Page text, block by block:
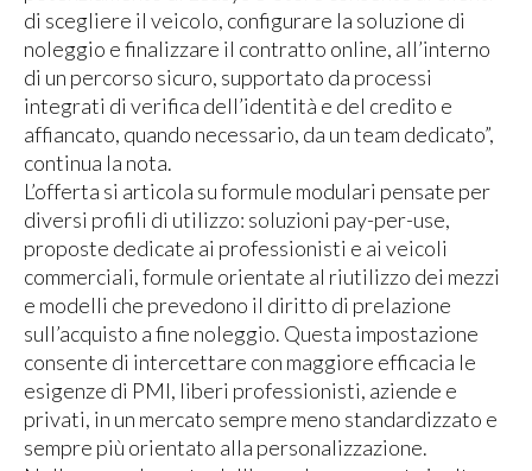
di scegliere il veicolo, configurare la soluzione di
noleggio e finalizzare il contratto online, all’interno
di un percorso sicuro, supportato da processi
integrati di verifica dell’identità e del credito e
affiancato, quando necessario, da un team dedicato”,
continua la nota.
L’offerta si articola su formule modulari pensate per
diversi profili di utilizzo: soluzioni pay-per-use,
proposte dedicate ai professionisti e ai veicoli
commerciali, formule orientate al riutilizzo dei mezzi
e modelli che prevedono il diritto di prelazione
sull’acquisto a fine noleggio. Questa impostazione
consente di intercettare con maggiore efficacia le
esigenze di PMI, liberi professionisti, aziende e
privati, in un mercato sempre meno standardizzato e
sempre più orientato alla personalizzazione.